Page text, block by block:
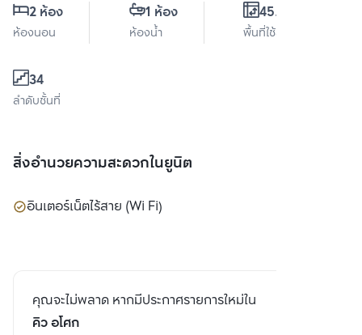
2 ห้อง
ห้องนอน
1 ห้อง
ห้องน้ำ
45.5 ตร.ม.
พื้นที่ใช้สอย
34
ลำดับชั้นที่
สิ่งอำนวยความสะดวกในยูนิต
อินเตอร์เน็ตไร้สาย (Wi Fi)
คุณจะไม่พลาด หากมีประกาศรายการใหม่ใน
คิว อโศก